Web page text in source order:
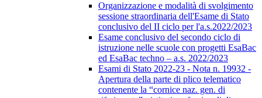
Organizzazione e modalità di svolgimento
sessione straordinaria dell'Esame di Stato
conclusivo del II ciclo per l'a.s.2022/2023
Esame conclusivo del secondo ciclo di
istruzione nelle scuole con progetti EsaBac
ed EsaBac techno – a.s. 2022/2023
Esami di Stato 2022-23 - Nota n. 19932 -
Apertura della parte di plico telematico
contenente la “cornice naz. gen. di